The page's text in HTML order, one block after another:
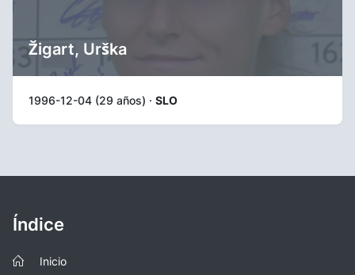
Žigart, Urška
1996-12-04 (29 años) · SLO
Índice
Inicio